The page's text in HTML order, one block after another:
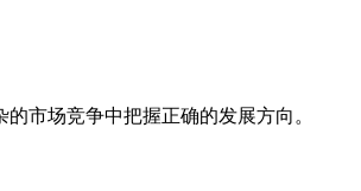
市场竞争中把握正确的发展方向。